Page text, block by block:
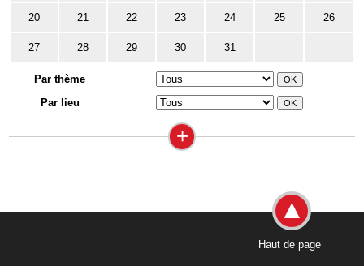
20 21 22 23 24 25 26
27 28 29 30 31
Par thème
Par lieu
+
Haut de page